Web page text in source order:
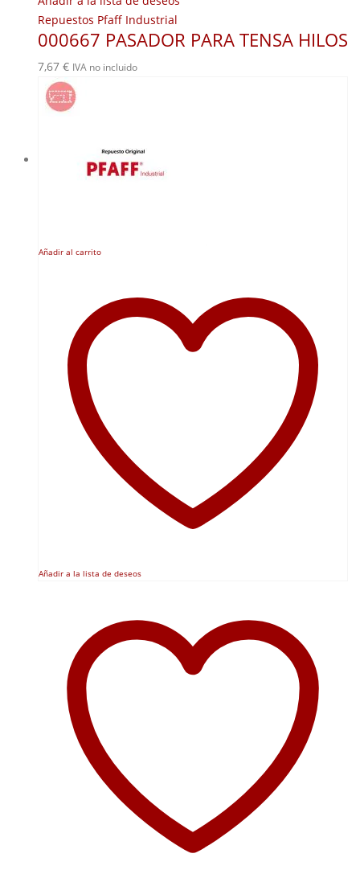
Repuestos Pfaff Industrial
000667 PASADOR PARA TENSA HILOS
7,67 € IVA no incluido
Añadir al carrito
Añadir a la lista de deseos